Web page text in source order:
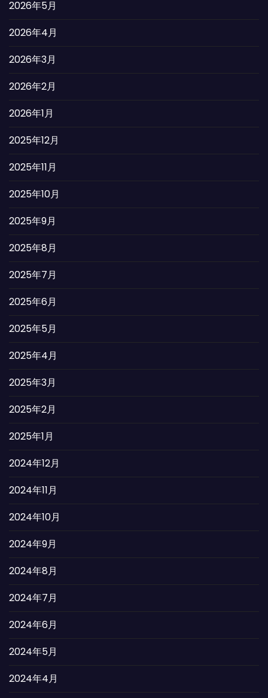
2026年5月
2026年4月
2026年3月
2026年2月
2026年1月
2025年12月
2025年11月
2025年10月
2025年9月
2025年8月
2025年7月
2025年6月
2025年5月
2025年4月
2025年3月
2025年2月
2025年1月
2024年12月
2024年11月
2024年10月
2024年9月
2024年8月
2024年7月
2024年6月
2024年5月
2024年4月